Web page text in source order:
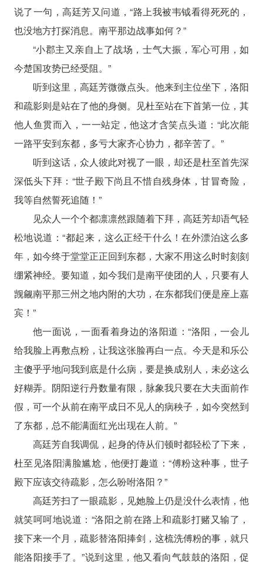
说了一句，高廷芳又问道，“路上我被韦钺看得死死的，
也没地方打探消息。南平那边战事如何？”
“小郡主又亲自上了战场，士气大振，军心可用，如
今楚国攻势已经受阻。”
听到这里，高廷芳微微点头。他来到主位坐下，洛阳
和疏影则是站在了他的身侧。见杜至站在下首第一位，其
他人鱼贯而入，一一站定，他这才含笑点头道：“此次能
一路平安到东都，多亏大家齐心协力，都辛苦了。”
听到这话，众人彼此对视了一眼，却还是杜至首先深
深低头下拜：“世子殿下尚且不惜自残身体，甘冒奇险，
我等自然誓死追随！”
见众人一个个都凛凛然跟随着下拜，高廷芳却语气轻
松地说道：“都起来，这么正经干什么！在外漂泊这么多
年，如今终于堂堂正正回到东都，大家不用这么时时刻刻
绷紧神经。要知道，如今我们是南平使团的人，只要有人
觊觎南平那三州之地内附的大功，在东都我们便是座上嘉
宾！”
他一面说，一面看着身边的洛阳道：“洛阳，一会儿
给我脸上再敷点粉，让我这张脸再白一点。今天是和乐公
主傻乎乎地问我到底是什么病，要是换成别人，未必这么
好糊弄。阴阳逆行丹数量有限，脉象我只要在大夫面前作
假，可一个从前在南平成日不见人的病秧子，如今突然到
了东都，总不能满面红光出现在人前。”
高廷芳自我调侃，起身的侍从们顿时都轻松了下来，
杜至见洛阳满脸尴尬，他便打趣道：“傅粉这种事，世子
殿下应该交待疏影，怎么吩咐洛阳？”
高廷芳扫了一眼疏影，见她脸上仍是没什么表情，他
就笑呵呵地说道：“洛阳之前在路上和疏影打赌又输了，
接下来一个月，疏影替洛阳捧剑，这梳洗傅粉的事，就只
能洛阳接手了。”说到这里，他又看向气鼓鼓的洛阳，促